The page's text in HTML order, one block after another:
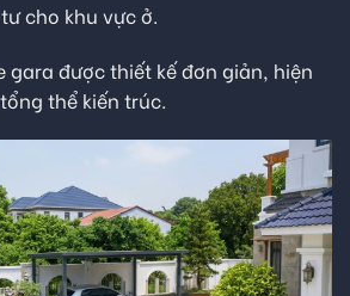
cho khu vực ở.
gara được thiết kế đơn giản, hiện
thể kiến trúc.